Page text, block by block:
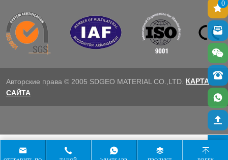
Авторские права © 2005 SDGEO MATERIAL CO.,LTD. КАРТА
САЙТА
0